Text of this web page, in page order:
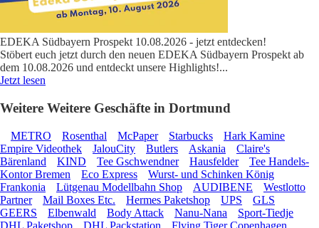
EDEKA Südbayern Prospekt 10.08.2026 - jetzt entdecken!
Stöbert euch jetzt durch den neuen EDEKA Südbayern Prospekt ab
dem 10.08.2026 und entdeckt unsere Highlights!...
Jetzt lesen
Weitere Weitere Geschäfte in Dortmund
METRO Rosenthal McPaper Starbucks
Hark Kamine
Empire Videothek
JalouCity Butlers Askania
Claire's
Bärenland
KIND Tee Gschwendner Hausfelder
Tee Handels-
Kontor Bremen
Eco Express
Wurst- und Schinken König
Frankonia
Lütgenau Modellbahn Shop AUDIBENE
Westlotto
Partner
Mail Boxes Etc. Hermes Paketshop UPS
GLS
GEERS
Elbenwald Body Attack Nanu-Nana
Sport-Tiedje
DHL Paketshop
DHL Packstation Flying Tiger Copenhagen